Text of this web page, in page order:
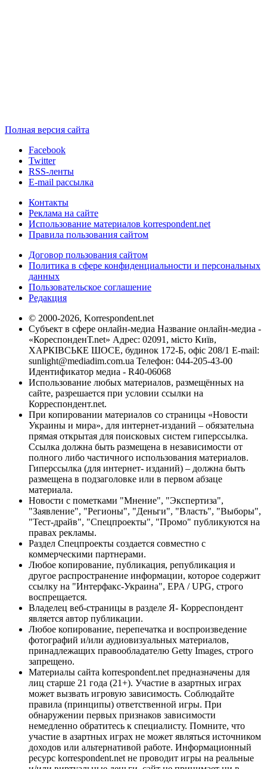
Полная версия сайта
Facebook
Twitter
RSS-ленты
E-mail рассылка
Контакты
Реклама на сайте
Использование материалов korrespondent.net
Правила пользования сайтом
Договор пользования сайтом
Политика в сфере конфиденциальности и персональных
данных
Пользовательское соглашение
Редакция
© 2000-2026, Korrespondent.net
Субъект в сфере онлайн-медиа Название онлайн-медиа -
«КореспонденТ.net» Адрес: 02091, місто Київ,
ХАРКІВСЬКЕ ШОСЕ, будинок 172-Б, офіс 208/1 E-mail:
sunlight@mediadim.com.ua Телефон: 044-205-43-00
Идентификатор медиа - R40-06068
Использование любых материалов, размещённых на
сайте, разрешается при условии ссылки на
Корреспондент.net.
При копировании материалов со страницы «Новости
Украины и мира», для интернет-изданий – обязательна
прямая открытая для поисковых систем гиперссылка.
Ссылка должна быть размещена в независимости от
полного либо частичного использования материалов.
Гиперссылка (для интернет- изданий) – должна быть
размещена в подзаголовке или в первом абзаце
материала.
Новости с пометками "Мнение", "Экспертиза",
"Заявление", "Регионы", "Деньги", "Власть", "Выборы",
"Тест-драйв", "Спецпроекты", "Промо" публикуются на
правах рекламы.
Раздел Спецпроекты создается совместно с
коммерческими партнерами.
Любое копирование, публикация, републикация и
другое распространение информации, которое содержит
ссылку на "Интерфакс-Украина", EPA / UPG, строго
воспрещается.
Владелец веб-страницы в разделе Я- Корреспондент
является автор публикации.
Любое копирование, перепечатка и воспроизведение
фотографий и/или аудиовизуальных материалов,
принадлежащих правообладателю Getty Images, строго
запрещено.
Материалы сайта korrespondent.net предназначены для
лиц старше 21 года (21+). Участие в азартных играх
может вызвать игровую зависимость. Соблюдайте
правила (принципы) ответственной игры. При
обнаружении первых признаков зависимости
немедленно обратитесь к специалисту. Помните, что
участие в азартных играх не может являться источником
доходов или альтернативой работе. Информационный
ресурс korrespondent.net не проводит игры на реальные